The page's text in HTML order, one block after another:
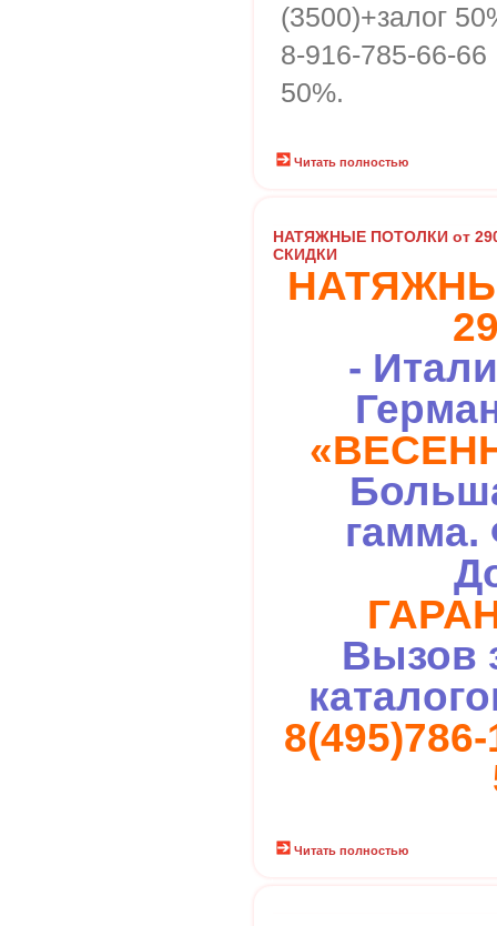
(3500)+залог
8-916-785-66-
50%.
Читать полностью
НАТЯЖНЫЕ ПОТОЛКИ от
СКИДКИ
-
гамма.
Вызов
Читать полностью